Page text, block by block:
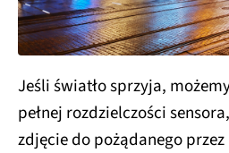
Jeśli światło sprzyja,
pełnej rozdzielczości
zdjęcie do pożądanego